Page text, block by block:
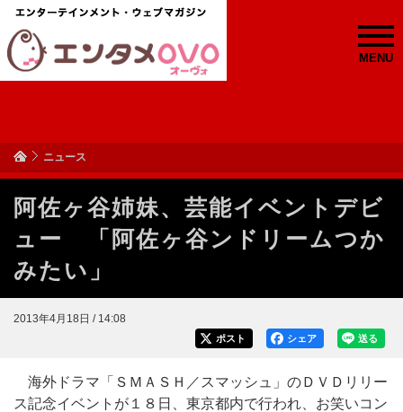
MENU
ニュース
阿佐ヶ谷姉妹、芸能イベントデビ
ュー 「阿佐ヶ谷ンドリームつか
みたい」
2013年4月18日 / 14:08
送る
シェア
ポスト
海外ドラマ「ＳＭＡＳＨ／スマッシュ」のＤＶＤリリー
ス記念イベントが１８日、東京都内で行われ、お笑いコン